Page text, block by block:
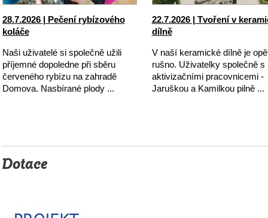
28.7.2026 | Pečení rybízového
koláče
Naši uživatelé si společně užili
příjemné dopoledne při sběru
červeného rybízu na zahradě
Domova. Nasbírané plody ...
22.7.2026 | Tvoření v
dílně
V naší keramické dílně je
rušno. Uživatelky společně s
aktivizačními pracovnicemi -
Jaruškou a Kamilkou pilně ...
Dotace